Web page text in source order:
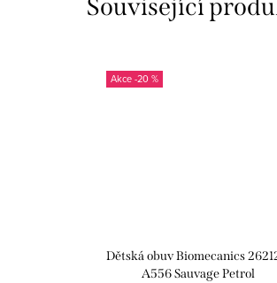
Související
-20 %
Dětská obuv Biomecanics
A556 Sauvage Petrol